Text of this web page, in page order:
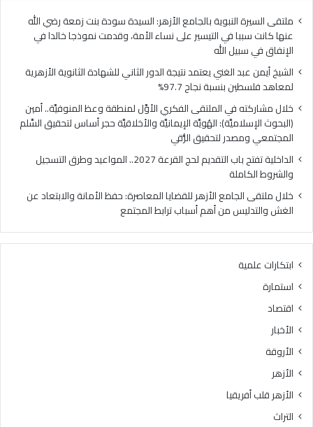
بنسبة
نجاح
97.7%
ملتقى السيرة النبوية بالجامع الأزهر: السيدة سودة بنت زمعة رضي الله
عنها كانت سببا في التيسير على نساء الأمة، وقدمت نموذجا خالدا في
الإنفاق في سبيل الله
الشيخ أيمن عبد الغني يعتمد نتيجة الدور الثاني للشهادة الثانوية الأزهرية
لمعاهد فلسطين بنسبة نجاح 97.7%
خلال مشاركته في الملتقى الفكري الأوَّل لمنطقة وعظ المنوفيَّة.. أمين
(البحوث الإسلاميَّة): الهُويَّة الإيمانيَّة والأخلاقيَّة حجر أساس لتحقيق السِّلم
المجتمعي ومصدر لتحقيق الرُّقي
الداخلية تفتح باب التقديم لحج القرعة 2027.. المواعيد وطرق التسجيل
والشروط الكاملة
خلال ملتقى الجامع الأزهر للقضايا المعاصرة: حفظ الأمانة والابتعاد عن
الغش والتدليس من أهم أسباب ترابط المجتمع
ابتكارات علمية
استمارة
اقتصاد
الأخبار
الأروقة
الأزهر
الأزهر قلب أفريقيا
التراث